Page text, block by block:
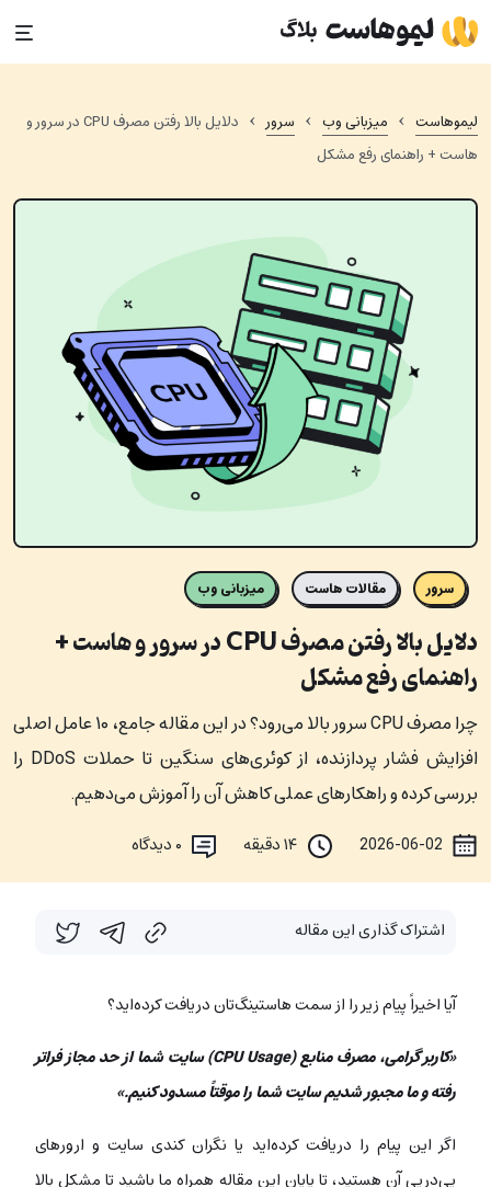
Skip
to
content
لیموهاست › میزبانی وب › سرور ›
دلایل بالا رفتن مصرف CPU در سرور و
هاست + راهنمای رفع مشکل
سرور مقالات هاست میزبانی وب
دلایل بالا رفتن مصرف CPU در سرور و هاست +
راهنمای رفع مشکل
چرا مصرف CPU سرور بالا می‌رود؟ در این مقاله جامع، ۱۰ عامل اصلی
افزایش فشار پردازنده، از کوئری‌های سنگین تا حملات DDoS را
بررسی کرده و راهکارهای عملی کاهش آن را آموزش می‌دهیم.
دیدگاه
اشتراک گذاری این مقاله
آیا اخیراً پیام زیر را از سمت هاستینگ‌تان دریافت کرده‌اید؟
«کاربر گرامی، مصرف منابع (CPU Usage) سایت شما از حد مجاز فراتر
رفته و ما مجبور شدیم سایت شما را موقتاً مسدود کنیم.»
اگر این پیام را دریافت کرده‌اید یا نگران کندی سایت و ارورهای
پی‌درپی آن هستید، تا پایان این مقاله همراه ما باشید تا مشکل بالا